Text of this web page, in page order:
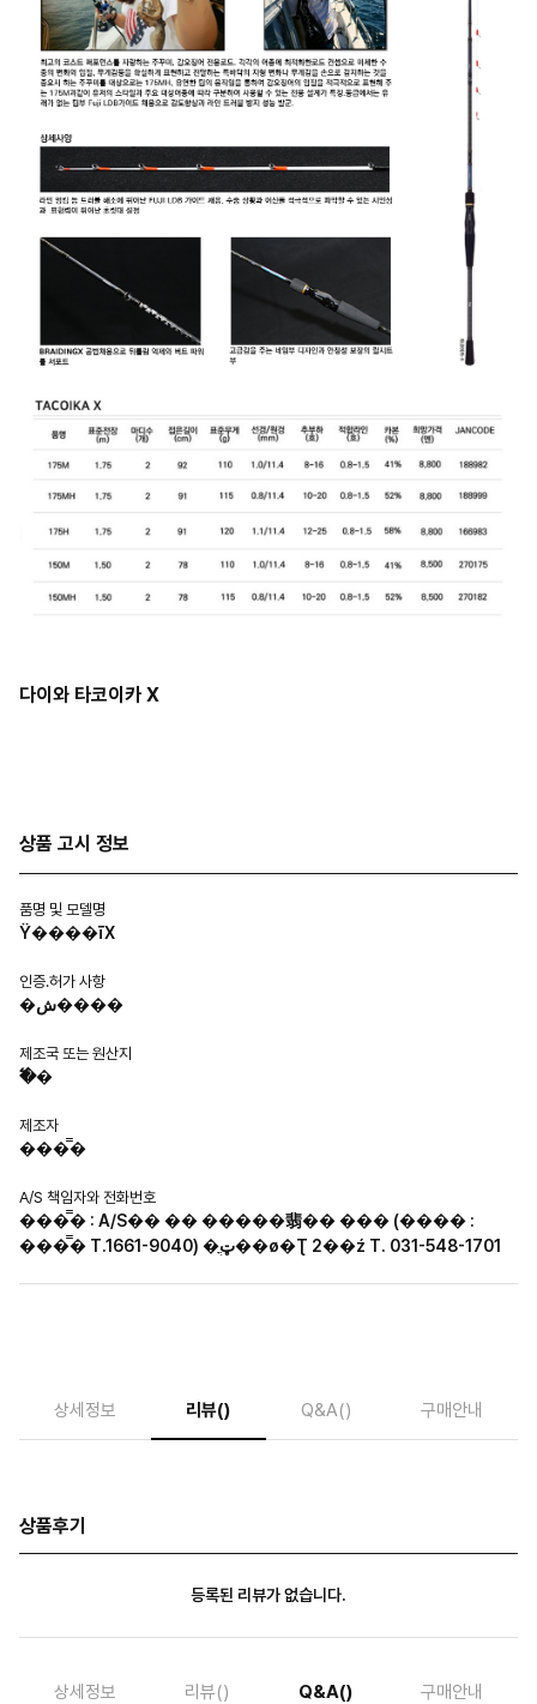
다이와 타코이카 X
상품 고시 정보
품명 및 모델명
Ÿ����īX
인증.허가 사항
�ش����
제조국 또는 원산지
�߱�
제조자
���̿�
A/S 책임자와 전화번호
���̿� : A/S�� �� �����翡�� ��� (���� :
���̿� T.1661-9040) �ټֳ��ø�Ʈ 2��ź T. 031-548-1701
상세정보 리뷰() Q&A() 구매안내
상품후기
등록된 리뷰가 없습니다.
상세정보 리뷰() Q&A() 구매안내